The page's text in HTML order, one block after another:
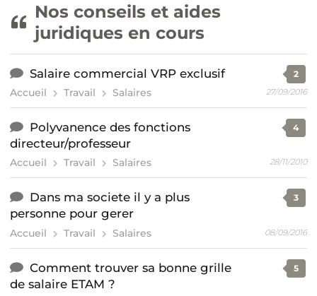
Nos conseils et aides
juridiques en cours
Salaire commercial VRP exclusif
Accueil Travail Salaires
2
27/09/2016
Polyvanence des fonctions
directeur/professeur
Accueil Travail Salaires
4
28/11/2010
Dans ma societe il y a plus
personne pour gerer
Accueil Travail Salaires
3
08/09/2016
Comment trouver sa bonne grille
de salaire ETAM ?
5